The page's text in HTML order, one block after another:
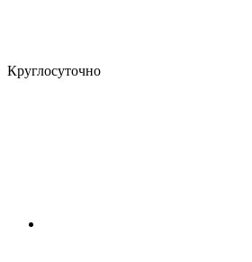
Круглосуточно